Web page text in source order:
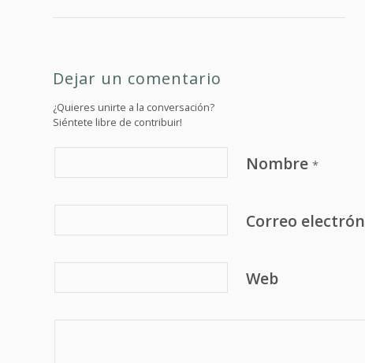
Dejar un comentario
¿Quieres unirte a la conversación?
Siéntete libre de contribuir!
Nombre *
Correo
Web